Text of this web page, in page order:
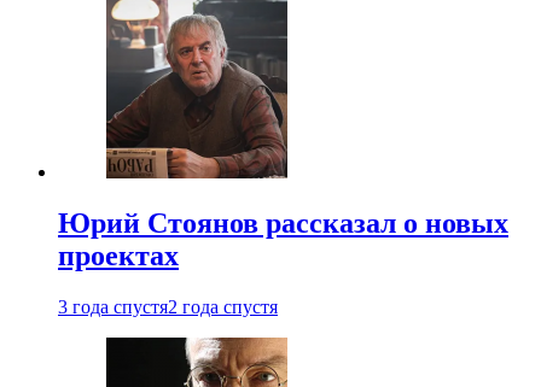
Юрий Стоянов рассказал о новых
проектах
3 года спустя2 года спустя